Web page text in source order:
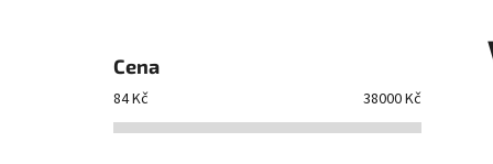
Cena
84Kč 38000Kč